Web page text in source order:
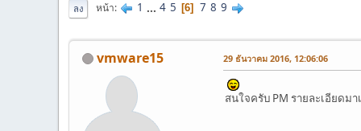
ลง หน้า 1 ... 4 5 6 7 8 9
vmware15 29 ธันวาคม 2016, 12:06:06
สนใจครับ PM รายละเอียดมา